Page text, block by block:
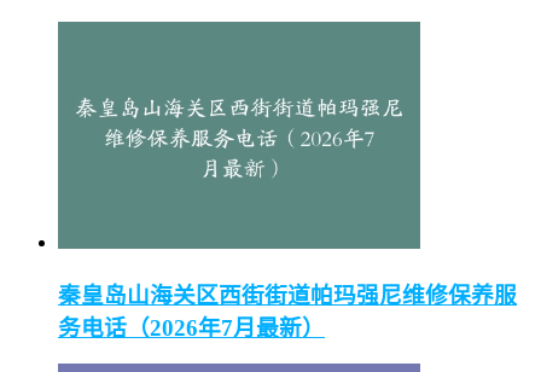
秦皇岛山海关区西街街道帕玛强尼维修保养服
务电话（2026年7月最新）